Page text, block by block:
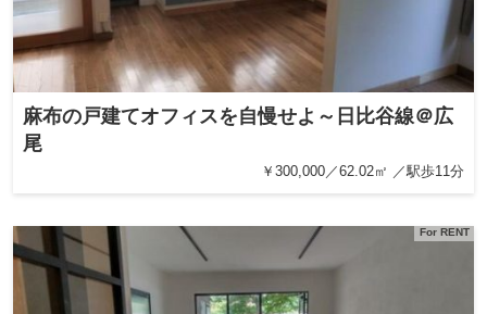
麻布の戸建てオフィスを自慢せよ～日比谷線＠広
尾
￥300,000／62.02㎡ ／駅歩11分
For RENT